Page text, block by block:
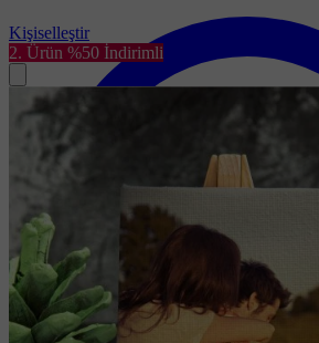
Kişiselleştir
2. Ürün %50 İndirimli